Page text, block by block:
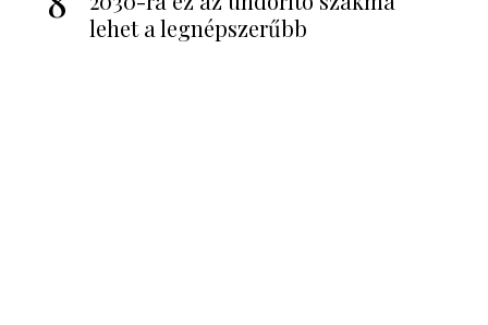
lehet a legnépszerűbb